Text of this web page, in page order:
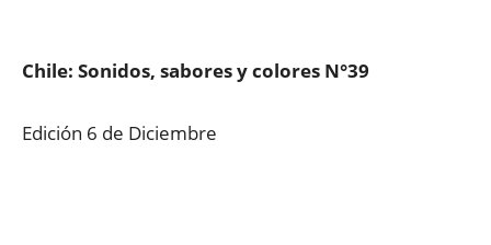
Chile: Sonidos, sabores y colores N°39
Edición 6 de Diciembre